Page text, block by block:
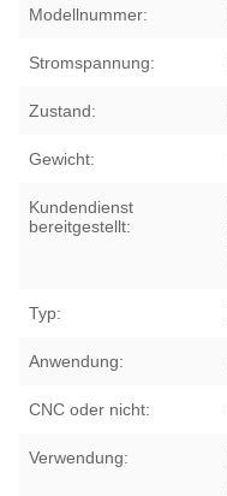
Modellnummer:
Stromspannung:
Zustand:
Gewicht:
Kundendienst
bereitgestellt:
Typ:
Anwendung:
CNC oder nicht:
Verwendung: